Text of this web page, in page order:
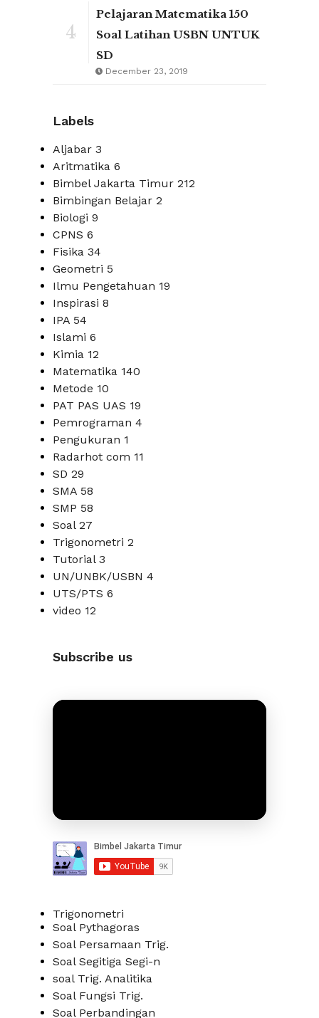
4
Pelajaran Matematika 150
Soal Latihan USBN UNTUK
SD
December 23, 2019
Labels
Aljabar 3
Aritmatika 6
Bimbel Jakarta Timur 212
Bimbingan Belajar 2
Biologi 9
CPNS 6
Fisika 34
Geometri 5
Ilmu Pengetahuan 19
Inspirasi 8
IPA 54
Islami 6
Kimia 12
Matematika 140
Metode 10
PAT PAS UAS 19
Pemrograman 4
Pengukuran 1
Radarhot com 11
SD 29
SMA 58
SMP 58
Soal 27
Trigonometri 2
Tutorial 3
UN/UNBK/USBN 4
UTS/PTS 6
video 12
Subscribe us
Trigonometri
Soal Pythagoras
Soal Persamaan Trig.
Soal Segitiga Segi-n
soal Trig. Analitika
Soal Fungsi Trig.
Soal Perbandingan